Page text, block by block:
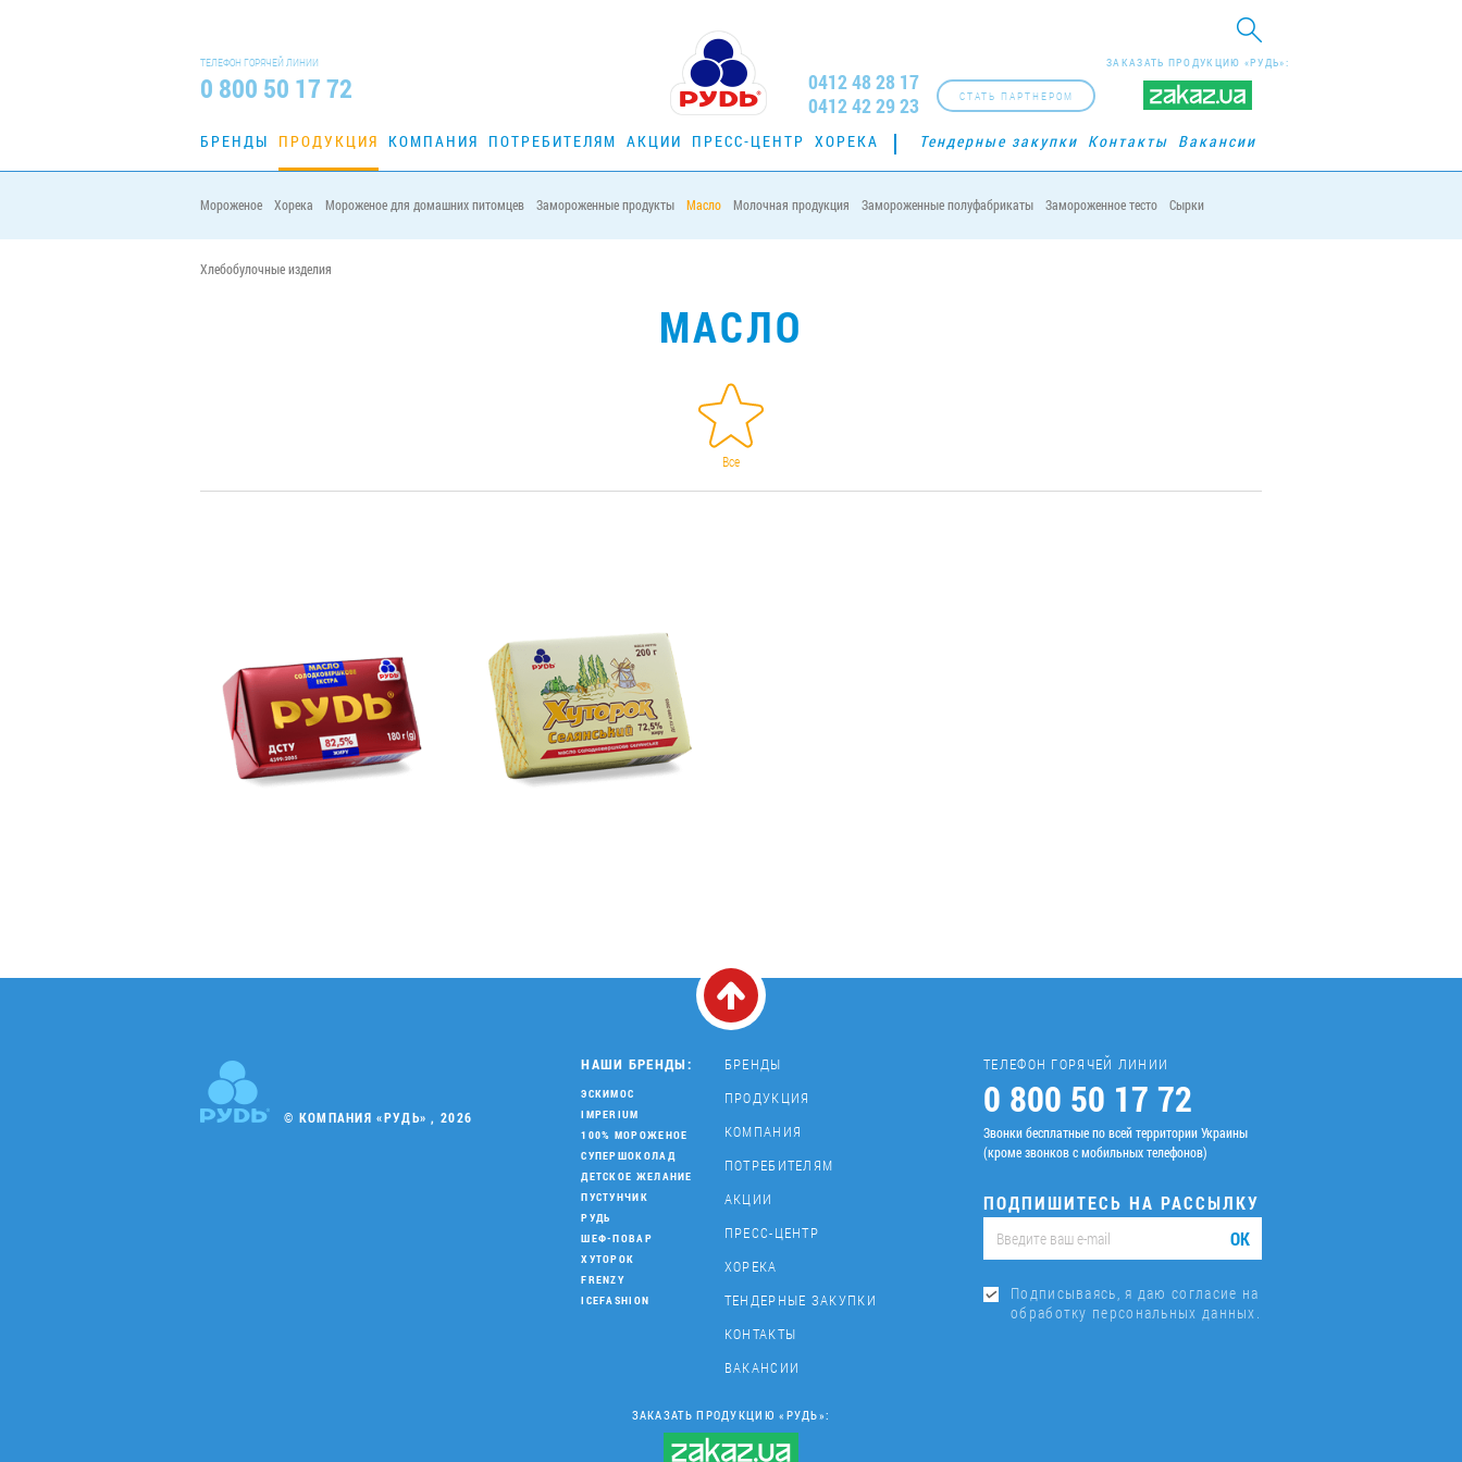
ТЕЛЕФОН ГОРЯЧЕЙ ЛИНИИ
0 800 50 17 72
ЗАКАЗАТЬ ПРОДУКЦИЮ «РУДЬ»:
СТАТЬ ПАРТНЕРОМ
0412 48 28 17
0412 42 29 23
БРЕНДЫ ПРОДУКЦИЯ КОМПАНИЯ ПОТРЕБИТЕЛЯМ АКЦИИ ПРЕСС-ЦЕНТР ХОРЕКА Тендерные закупки Контакты Вакансии
Мороженое Хорека Мороженое для домашних питомцев Замороженные продукты Масло Молочная продукция Замороженные полуфабрикаты Замороженное тесто Сырки
Хлебобулочные изделия
МАСЛО
Все
© КОМПАНИЯ «РУДЬ» , 2026
НАШИ БРЕНДЫ:
ЭСКИМОС
IMPERIUM
100% МОРОЖЕНОЕ
СУПЕРШОКОЛАД
ДЕТСКОЕ ЖЕЛАНИЕ
ПУСТУНЧИК
РУДЬ
ШЕФ-ПОВАР
ХУТОРОК
FRENZY
ICEFASHION
БРЕНДЫ
ПРОДУКЦИЯ
КОМПАНИЯ
ПОТРЕБИТЕЛЯМ
АКЦИИ
ПРЕСС-ЦЕНТР
ХОРЕКА
ТЕНДЕРНЫЕ ЗАКУПКИ
КОНТАКТЫ
ВАКАНСИИ
ТЕЛЕФОН ГОРЯЧЕЙ ЛИНИИ
0 800 50 17 72
Звонки бесплатные по всей территории Украины
(кроме звонков с мобильных телефонов)
ПОДПИШИТЕСЬ НА РАССЫЛКУ
ОК
Подписываясь, я даю согласие на
обработку персональных данных.
ЗАКАЗАТЬ ПРОДУКЦИЮ «РУДЬ»: